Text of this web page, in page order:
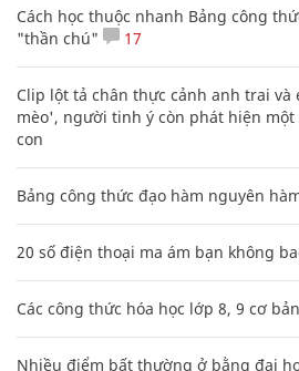
Cách học thuộc nhanh Bảng công
"thần chú"
17
Clip lột tả chân thực cảnh anh trai
mèo', người tinh ý còn phát hiện
con
Bảng công thức đạo hàm nguyên
20 số điện thoại ma ám bạn không
Các công thức hóa học lớp 8, 9 cơ
Nhiều điểm bất thường ở bằng đại